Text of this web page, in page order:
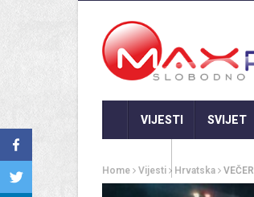
VIJESTI SVIJET
Home Vijesti Hrvatska